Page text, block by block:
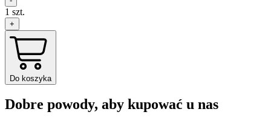
1 szt.
+
Do koszyka
Dobre powody, aby kupować u nas